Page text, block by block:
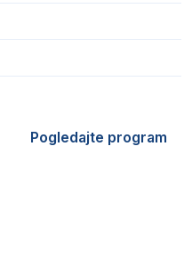
Pogledajte program